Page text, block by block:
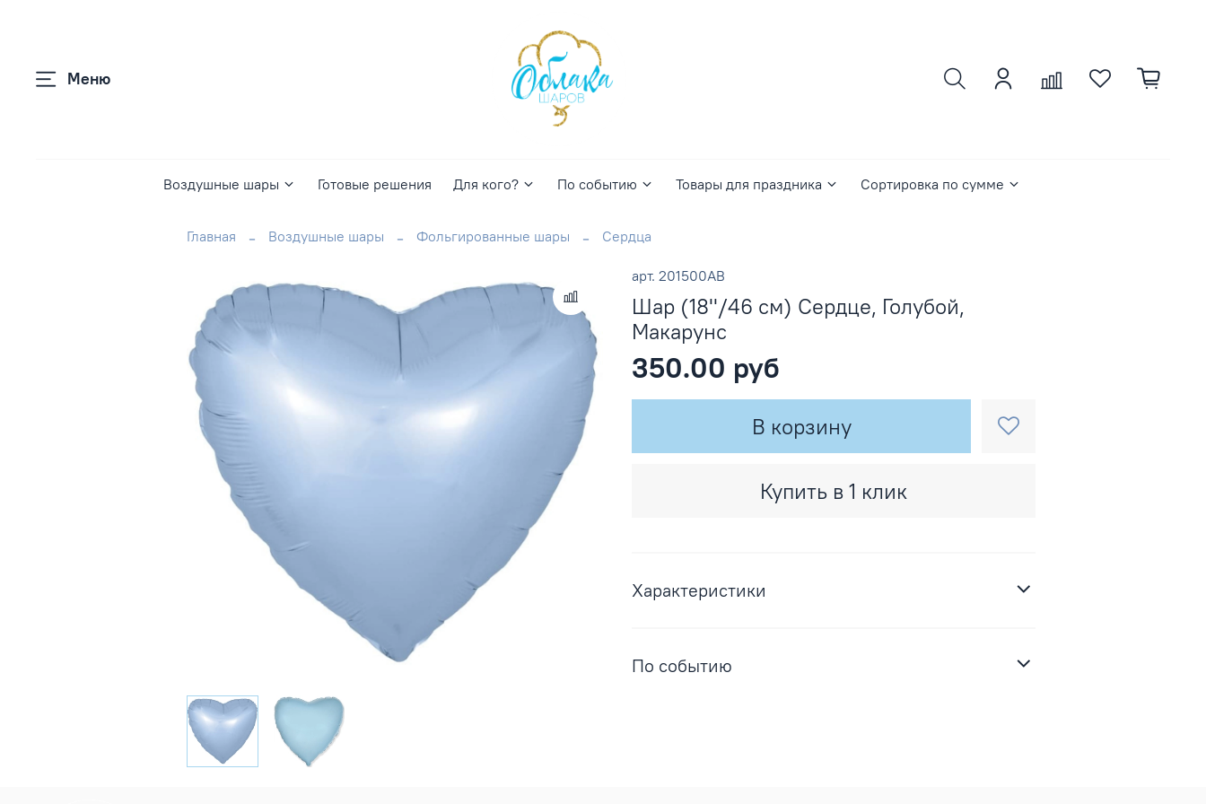
Меню
Воздушные шары Готовые решения Для кого? По событию Товары для праздника Сортировка по сумме
Главная Воздушные шары Фольгированные шары Сердца
арт. 201500AB
Шар (18''/46 см) Сердце, Голубой,
Макарунс
350.00 руб
В корзину
Купить в 1 клик
Характеристики
По событию